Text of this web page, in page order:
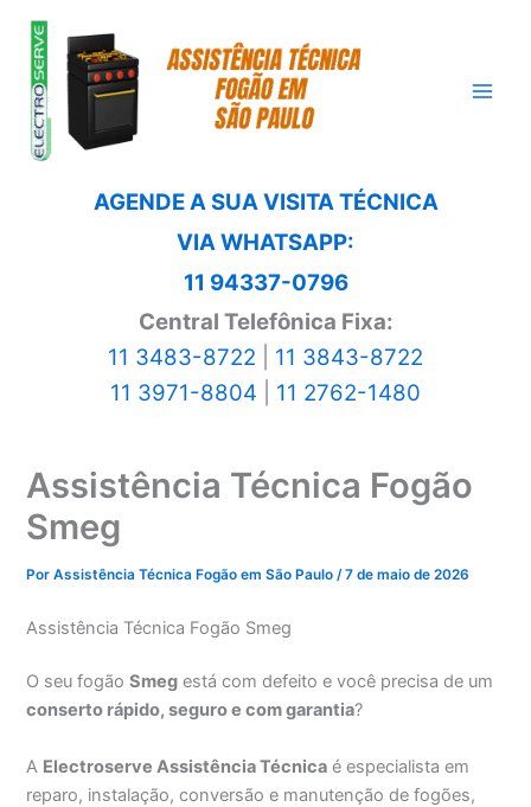
para
conteúdo
AGENDE A SUA VISITA TÉCNICA
VIA WHATSAPP:
11 94337-0796
Central Telefônica Fixa:
11 3483-8722
11 3843-8722
11 3971-8804
11 2762-1480
Assistência Técnica Fogão
Smeg
PorAssistência Técnica Fogão em São Paulo/7 de maio de 2026
Assistência Técnica Fogão Smeg
O seu fogãoSmeg está com defeito e você precisa de um
conserto rápido, seguro e com garantia?
A Electroserve Assistência Técnica é especialista em
reparo, instalação, conversão e manutenção de fogões,